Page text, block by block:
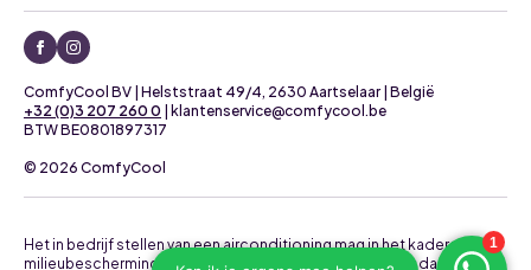
© 2026 ComfyCool
+32 (0)3 207 260 0 | klantenservice@comfycool.be
BTW BE0801897317
ComfyCool BV | Helststraat 49/4, 2630 Aartselaar | België
Het in bedrijf stellen van een airconditioning mag in het kader van
milieubescherming uitsluitend uitgevoerd worden door daartoe